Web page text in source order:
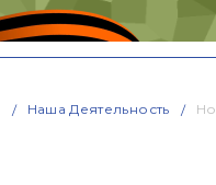
Наша Деятельность